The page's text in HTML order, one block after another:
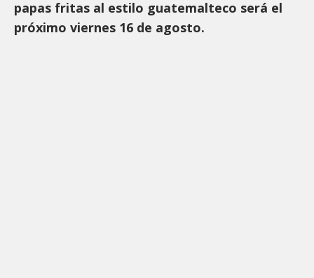
papas fritas al estilo guatemalteco será el
próximo viernes 16 de agosto.